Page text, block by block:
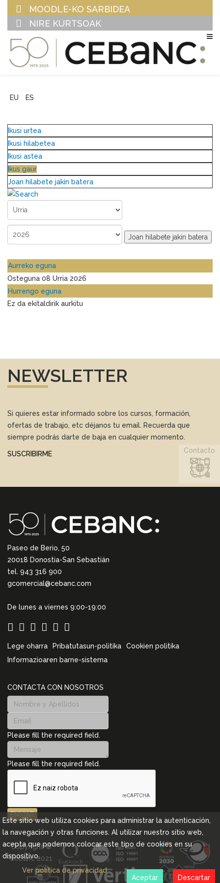
MOODLE-KO SARBIDEA
NIRE KURTSOAK
EU ES
Ikusi urtea
Ikusi hilabetea
Ikusi astea
Ikus gaur
Joan hilabete jakin batera
Joan hilabete jakin batera
Aurreko eguna
Osteguna 08 Urria 2026
Hurrengo eguna
Ez da ekitaldirik aurkitu
NEWSLETTER
Si quieres estar informado sobre los cursos, formación,
ofertas de trabajo, etc déjanos tu email. Recuerda que
siempre podrás darte de baja en cualquier momento.
SUSCRIBIRME
Paseo de Berio, 50
20018 Donostia-San Sebastián
tel. 943 316 900
gcomercial@cebanc.com
De lunes a viernes 9:00-19:00
Lege oharra Pribatutasun-politika
Cookien politika
Informazioaren barne-sistema
CONTACTA CON NOSOTROS
Please fill the required field.
Please fill the required field.
ENVIAR
Contacto
Copyright ©
Cebanc 2021
Este sitio web utiliza cookies para administrar la autenticación,
la navegación y otras funciones. Al utilizar nuestro sitio web,
acepta que podemos colocar este tipo de cookies en su
dispositivo.
Ver política de privacidad
Descartar
Aceptar